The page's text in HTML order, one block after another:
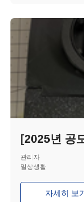
관리자
일상생활
자세히 보기